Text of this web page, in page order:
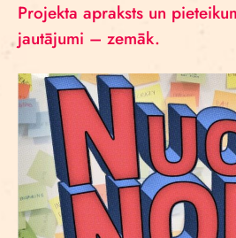
Projekta apraksts un
jautājumi – zemāk.